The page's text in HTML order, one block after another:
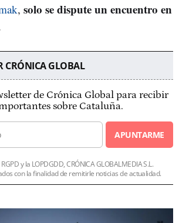
, solo se dispute un encuentro en
CRÓNICA GLOBAL
de Crónica Global para recibir
sobre Cataluña.
APUNTARME
y la LOPDGDD, CRÓNICA GLOBALMEDIA S.L.
con la finalidad de remitirle noticias de actualidad.